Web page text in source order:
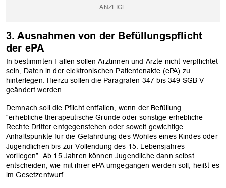
3. Ausnahmen von der Befüllungspflicht
der ePA
In bestimmten Fällen sollen Ärztinnen und Ärzte nicht verpflichtet
sein, Daten in der elektronischen Patientenakte (ePA) zu
hinterlegen. Hierzu sollen die Paragrafen 347 bis 349 SGB V
geändert werden.
Demnach soll die Pflicht entfallen, wenn der Befüllung
“erhebliche therapeutische Gründe oder sonstige erhebliche
Rechte Dritter entgegenstehen oder soweit gewichtige
Anhaltspunkte für die Gefährdung des Wohles eines Kindes oder
Jugendlichen bis zur Vollendung des 15. Lebensjahres
vorliegen”. Ab 15 Jahren können Jugendliche dann selbst
entscheiden, wie mit ihrer ePA umgegangen werden soll, heißt es
im Gesetzentwurf.